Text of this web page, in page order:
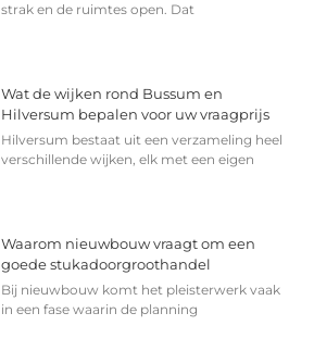
strak en de ruimtes open. Dat
Wat de wijken rond Bussum en
Hilversum bepalen voor uw vraagprijs
Hilversum bestaat uit een verzameling heel
verschillende wijken, elk met een eigen
Waarom nieuwbouw vraagt om een
goede stukadoorgroothandel
Bij nieuwbouw komt het pleisterwerk vaak
in een fase waarin de planning